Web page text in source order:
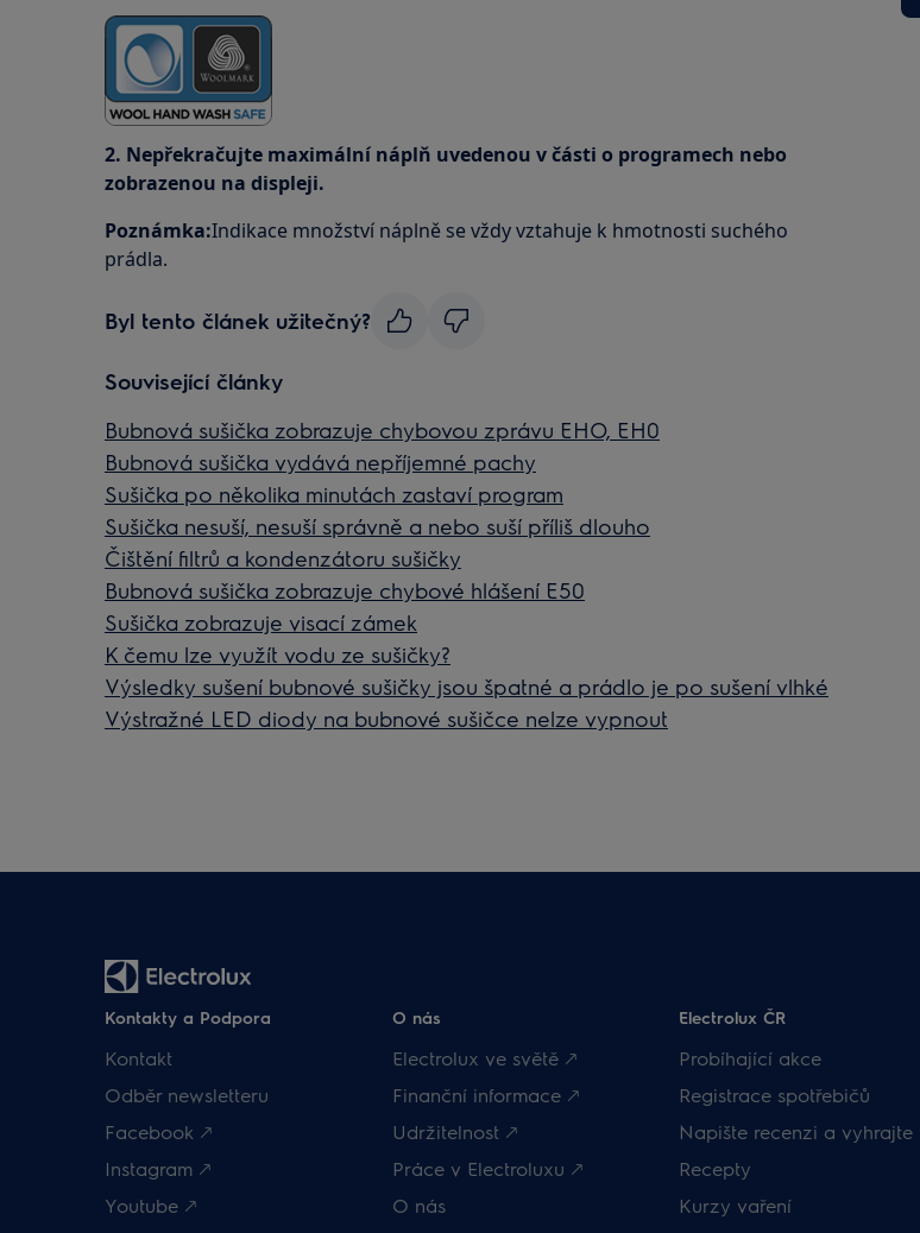
2. Nepřekračujte maximální náplň uvedenou v části o programech nebo
zobrazenou na displeji.
Poznámka:Indikace množství náplně se vždy vztahuje k hmotnosti suchého
prádla.
Byl tento článek užitečný?
Související články
Bubnová sušička zobrazuje chybovou zprávu EHO, EH0
Bubnová sušička vydává nepříjemné pachy
Sušička po několika minutách zastaví program
Sušička nesuší, nesuší správně a nebo suší příliš dlouho
Čištění filtrů a kondenzátoru sušičky
Bubnová sušička zobrazuje chybové hlášení E50
Sušička zobrazuje visací zámek
K čemu lze využít vodu ze sušičky?
Výsledky sušení bubnové sušičky jsou špatné a prádlo je po sušení vlhké
Výstražné LED diody na bubnové sušičce nelze vypnout
Kontakty a Podpora
Kontakt
Odběr newsletteru
Facebook 🡕
Instagram 🡕
Youtube 🡕
O nás
Electrolux ve světě 🡕
Finanční informace 🡕
Udržitelnost 🡕
Práce v Electroluxu 🡕
O nás
Electrolux ČR
Probíhající akce
Registrace spotřebičů
Napište recenzi a vyhrajte
Recepty
Kurzy vaření